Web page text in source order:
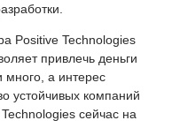
Positive Technologies
привлечь деньги
много, а интерес
устойчивых компаний
сейчас на